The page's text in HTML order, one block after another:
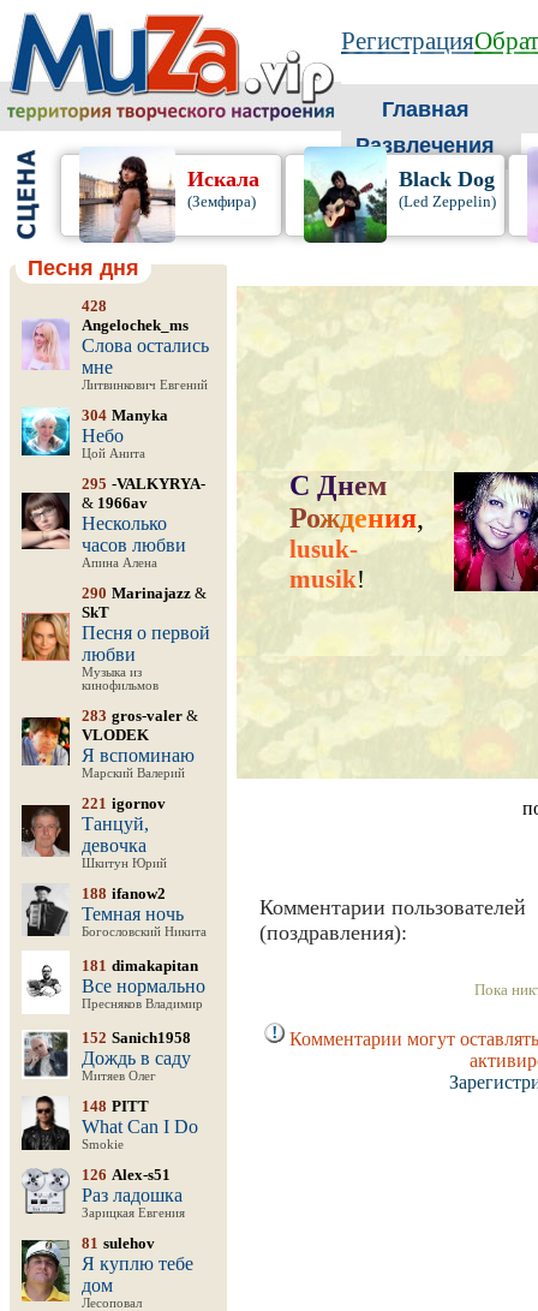
Регистрация
Главная
Развлечения
Искала
(Земфира)
Black Dog
(Led Zeppelin)
Песня дня
428
Angelochek_ms
Слова остались
мне
Литвинкович Евгений
304 Manyka
Небо
Цой Анита
295 -VALKYRYA-
& 1966av
Несколько
часов любви
Апина Алена
290 Marinajazz &
SkT
Песня о первой
любви
Музыка из
кинофильмов
283 gros-valer &
VLODEK
Я вспоминаю
Марский Валерий
221 igornov
Танцуй,
девочка
Шкитун Юрий
188 ifanow2
Темная ночь
Богословский Никита
181 dimakapitan
Все нормально
Пресняков Владимир
152 Sanich1958
Дождь в саду
Митяев Олег
148 PITT
What Can I Do
Smokie
126 Alex-s51
Раз ладошка
Зарицкая Евгения
81 sulehov
Я куплю тебе
дом
Лесоповал
С Днем
Рождения,
lusuk-
musik!
Комментарии пользователей
(поздравления):
Пока
Комментарии могут